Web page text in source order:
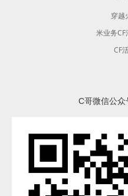
穿越
米业务
CF
C哥微信公